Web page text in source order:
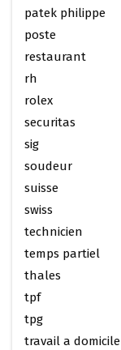
patek philippe
poste
restaurant
rh
rolex
securitas
sig
soudeur
suisse
swiss
technicien
temps partiel
thales
tpf
tpg
travail a domicile